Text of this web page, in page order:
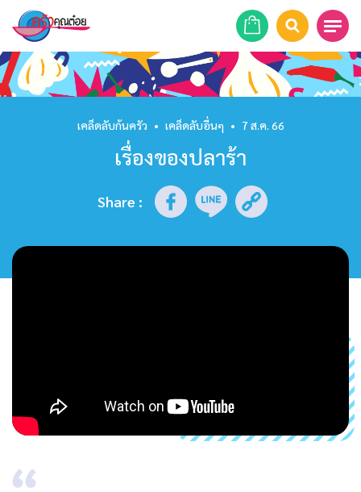
หน้าแรก
สูตรอาหาร
รายการย้อนหลัง
เคล็ดลับก้นครัว • เคล็ดลับอื่นๆ • 7 ส.ค. 66
เรื่องของปลาร้า
Share :